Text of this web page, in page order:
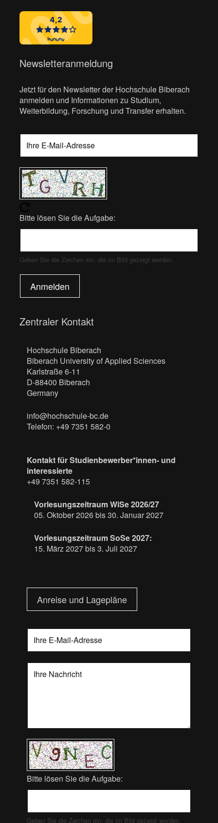
Newsletteranmeldung
Jetzt für den Newsletter der Hochschule Biberach
anmelden und Informationen zu Studium,
Weiterbildung, Forschung und Transfer erhalten.
Bitte lösen Sie die Aufgabe:
Geben Sie die Zeichen ein, die im Bild gezeigt werden.
Anmelden
Zentraler Kontakt
Hochschule Biberach
Biberach University of Applied Sciences
Karlstraße 6-11
D-88400 Biberach
Germany
info@hochschule-bc.de
Telefon: +49 7351 582-0
Kontakt für Studienbewerber*innen- und
interessierte
+49 7351 582-115
Vorlesungszeitraum WiSe 2026/27
05. Oktober 2026 bis 30. Januar 2027
Vorlesungszeitraum SoSe 2027:
15. März 2027 bis 3. Juli 2027
Anreise und Lagepläne
Bitte lösen Sie die Aufgabe:
Geben Sie die Zeichen ein, die im Bild gezeigt werden.